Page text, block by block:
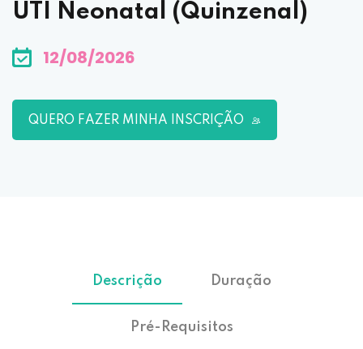
UTI Neonatal (Quinzenal)
12/08/2026
QUERO FAZER MINHA INSCRIÇÃO
Descrição Duração
Pré-Requisitos